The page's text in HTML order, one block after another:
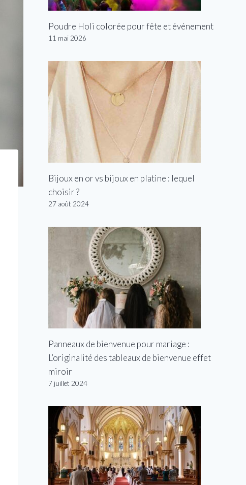
Poudre Holi colorée pour fête et événement
11 mai 2026
Bijoux en or vs bijoux en platine : lequel
choisir ?
27 août 2024
Panneaux de bienvenue pour mariage :
L’originalité des tableaux de bienvenue effet
miroir
7 juillet 2024